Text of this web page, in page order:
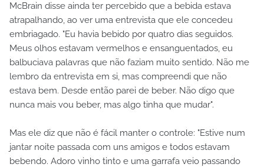
McBrain disse ainda ter percebido que a bebida estava
atrapalhando, ao ver uma entrevista que ele concedeu
embriagado. "Eu havia bebido por quatro dias seguidos.
Meus olhos estavam vermelhos e ensanguentados, eu
balbuciava palavras que não faziam muito sentido. Não me
lembro da entrevista em si, mas compreendi que não
estava bem. Desde então parei de beber. Não digo que
nunca mais vou beber, mas algo tinha que mudar".
Mas ele diz que não é fácil manter o controle: "Estive num
jantar noite passada com uns amigos e todos estavam
bebendo. Adoro vinho tinto e uma garrafa veio passando